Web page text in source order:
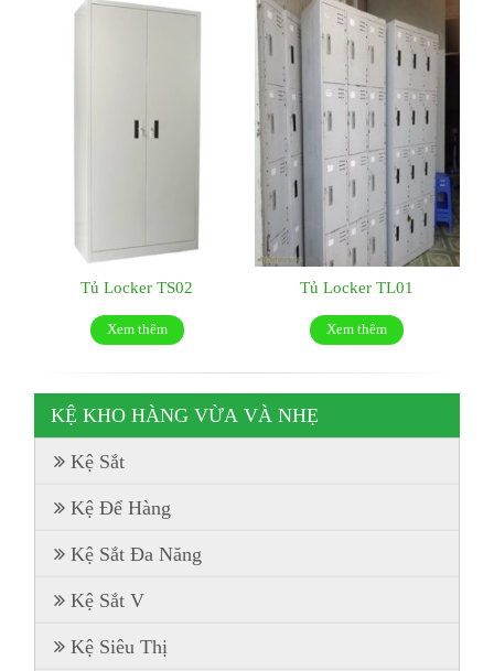
Tủ Locker TS02
Xem thêm
Tủ Locker TL01
Xem thêm
KỆ KHO HÀNG VỪA VÀ NHẸ
Kệ Sắt
Kệ Để Hàng
Kệ Sắt Đa Năng
Kệ Sắt V
Kệ Siêu Thị